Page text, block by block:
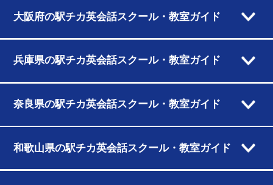
大阪府の駅チカ英会話スクール・教室ガイド
兵庫県の駅チカ英会話スクール・教室ガイド
奈良県の駅チカ英会話スクール・教室ガイド
和歌山県の駅チカ英会話スクール・教室ガイド